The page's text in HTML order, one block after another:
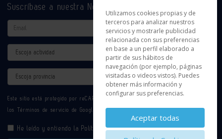
Suscríbase a nuestra Newsletter
Email
Actividad
Provincia
Este sitio está protegido por reCAPTCHA y se aplican la
los Términos de servicio de Google.
He leído y entiendo la Política de Privacidad
Utilizamos cookies propias y de
terceros para analizar nuestros
servicios y mostrarle publicidad
relacionada con sus preferencias
en base a un perfil elaborado a
partir de sus hábitos de
navegación (por ejemplo, páginas
visitadas o videos vistos). Puedes
obtener más información y
configurar sus preferencias.
Aceptar todas